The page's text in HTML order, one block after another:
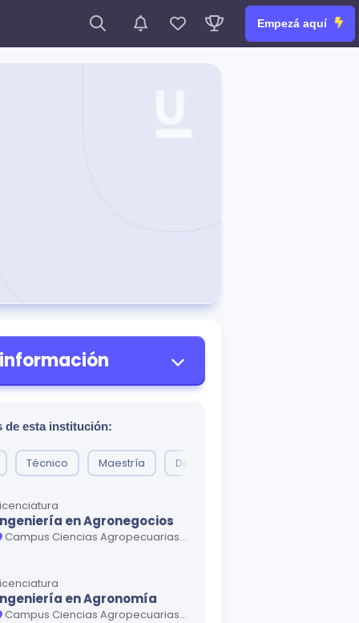
Empezá aquí
de esta institución:
Técnico Maestría Doctorado
en Agronegocios
Campus Ciencias Agropecuarias • Campus Ciudad Universitaria • Unidad Académica La Ascensión
en Agronomía
Campus Ciencias Agropecuarias • Campus Ciudad Universitaria • Unidad Académica La Ascensión • Unidad Académica Marín